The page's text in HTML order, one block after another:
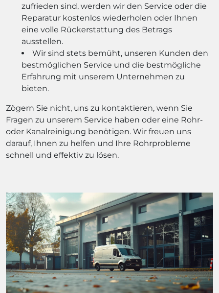
zufrieden sind, werden wir den Service oder die
Reparatur kostenlos wiederholen oder Ihnen
eine volle Rückerstattung des Betrags
ausstellen.
Wir sind stets bemüht, unseren Kunden den
bestmöglichen Service und die bestmögliche
Erfahrung mit unserem Unternehmen zu
bieten.
Zögern Sie nicht, uns zu kontaktieren, wenn Sie
Fragen zu unserem Service haben oder eine Rohr-
oder Kanalreinigung benötigen. Wir freuen uns
darauf, Ihnen zu helfen und Ihre Rohrprobleme
schnell und effektiv zu lösen.